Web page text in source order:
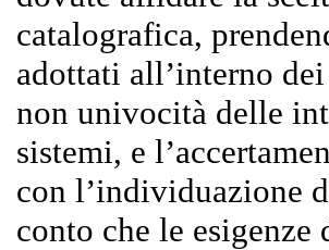
catalografica,
adottati all’interno
non univocità delle
sistemi, e
con l’individuazione
conto che le